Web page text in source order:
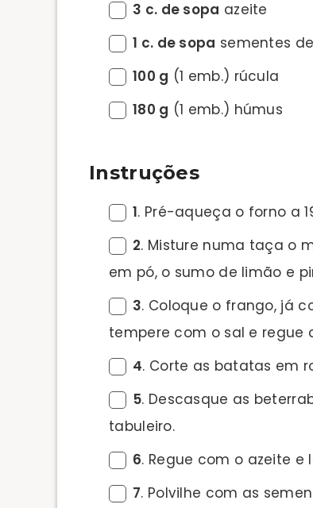
3 c. de sopa azeite
1 c. de sopa sementes
100 g (1 emb.) rúcula
180 g (1 emb.) húmus
Instruções
1. Pré-aqueça o forno a
2. Misture numa taça o
em pó, o sumo de limão e
3. Coloque o frango, já
tempere com o sal e regue
4. Corte as batatas em
5. Descasque as
tabuleiro.
6. Regue com o azeite
7. Polvilhe com as